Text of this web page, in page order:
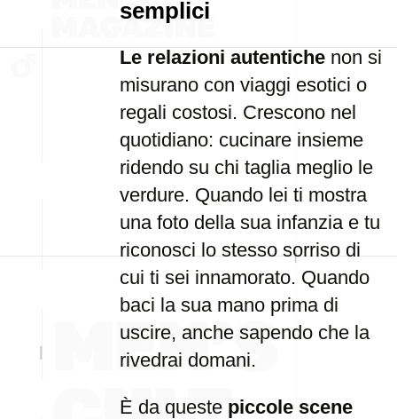
semplici
Le relazioni autentiche non si
misurano con viaggi esotici o
regali costosi. Crescono nel
quotidiano: cucinare insieme
ridendo su chi taglia meglio le
verdure. Quando lei ti mostra
una foto della sua infanzia e tu
riconosci lo stesso sorriso di
cui ti sei innamorato. Quando
baci la sua mano prima di
uscire, anche sapendo che la
rivedrai domani.
È da queste piccole scene